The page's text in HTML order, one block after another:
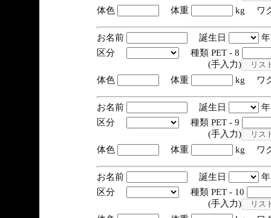
体色
体重 kg ワ
お名前 誕生日
区分
種類 PET - 8
(手入力)
体色
体重 kg ワ
お名前 誕生日
区分
種類 PET - 9
(手入力)
体色
体重 kg ワ
お名前 誕生日
区分
種類 PET - 10
(手入力)